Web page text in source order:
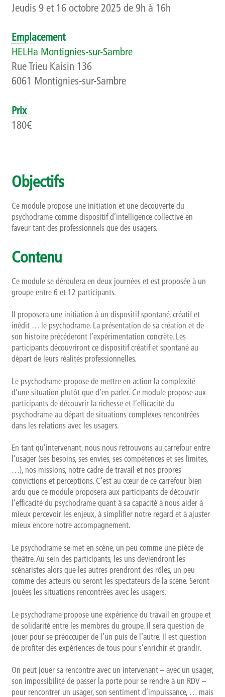
Présentation
Projets
Publications
Événements
Qui sommes-nous ?
Présentation
Finalités, objectifs et balises déontologiques
Contact
Newsletter
Jeudis 9 et 16 octobre 2025 de 9h à 16h
Emplacement
HELHa Montignies-sur-Sambre
Rue Trieu Kaisin 136
6061 Montignies-sur-Sambre
Prix
180€
Objectifs
Ce module propose une initiation et une découverte du
psychodrame comme dispositif d’intelligence collective en
faveur tant des professionnels que des usagers.
Contenu
Ce module se déroulera en deux journées et est proposée à un
groupe entre 6 et 12 participants.
Il proposera une initiation à un dispositif spontané, créatif et
inédit … le psychodrame. La présentation de sa création et de
son histoire précéderont l’expérimentation concrète. Les
participants découvriront ce dispositif créatif et spontané au
départ de leurs réalités professionnelles.
Le psychodrame propose de mettre en action la complexité
d’une situation plutôt que d’en parler. Ce module propose aux
participants de découvrir la richesse et l’efficacité du
psychodrame au départ de situations complexes rencontrées
dans les relations avec les usagers.
En tant qu’intervenant, nous nous retrouvons au carrefour entre
l’usager (ses besoins, ses envies, ses compétences et ses limites,
…), nos missions, notre cadre de travail et nos propres
convictions et perceptions. C’est au cœur de ce carrefour bien
ardu que ce module proposera aux participants de découvrir
l’efficacité du psychodrame quant à sa capacité à nous aider à
mieux percevoir les enjeux, à simplifier notre regard et à ajuster
mieux encore notre accompagnement.
Le psychodrame se met en scène, un peu comme une pièce de
théâtre. Au sein des participants, les uns deviendront les
scénaristes alors que les autres prendront des rôles, un peu
comme des acteurs ou seront les spectateurs de la scène. Seront
jouées les situations rencontrées avec les usagers.
Le psychodrame propose une expérience du travail en groupe et
de solidarité entre les membres du groupe. Il sera question de
jouer pour se préoccuper de l’un puis de l’autre. Il est question
de profiter des expériences de tous pour s’enrichir et grandir.
On peut jouer sa rencontre avec un intervenant – avec un usager,
son impossibilité de passer la porte pour se rendre à un RDV –
pour rencontrer un usager, son sentiment d’impuissance, … mais